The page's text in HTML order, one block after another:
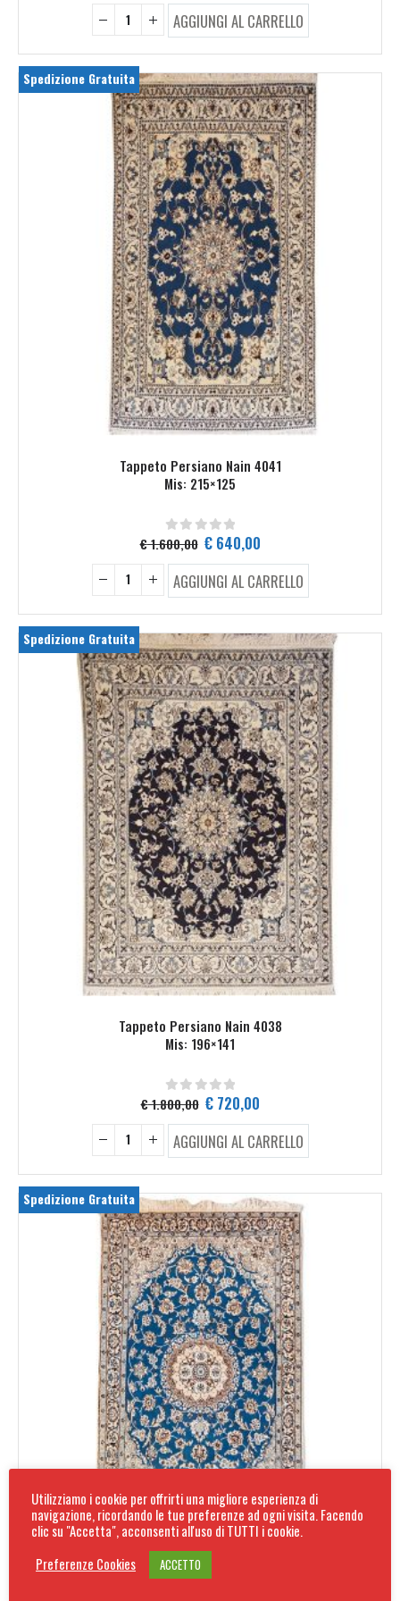
originale
era:
€ 1.600,00.
attuale
è:
€ 640,00.
AGGIUNGI AL CARRELLO
Spedizione Gratuita
Tappeto Persiano Nain 4041
Mis: 215×125
0Su 5
€1.600,00 Il
prezzo
originale
era:
€ 1.600,00.
€640,00Il
prezzo
attuale
è:
€ 640,00.
AGGIUNGI AL CARRELLO
Spedizione Gratuita
Tappeto Persiano Nain 4038
Mis: 196×141
0Su 5
€1.800,00 Il
prezzo
originale
era:
€ 1.800,00.
€720,00Il
prezzo
attuale
è:
€ 720,00.
AGGIUNGI AL CARRELLO
Spedizione Gratuita
Tappeto Persiano Nain 9L 4094
Utilizziamo i cookie per offrirti una migliore esperienza di
navigazione, ricordando le tue preferenze ad ogni visita. Facendo
clic su "Accetta", acconsenti all'uso di TUTTI i cookie.
Preferenze Cookies
ACCETTO